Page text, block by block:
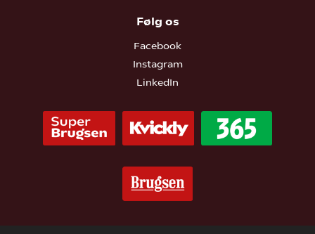
Følg os
Facebook
Instagram
LinkedIn